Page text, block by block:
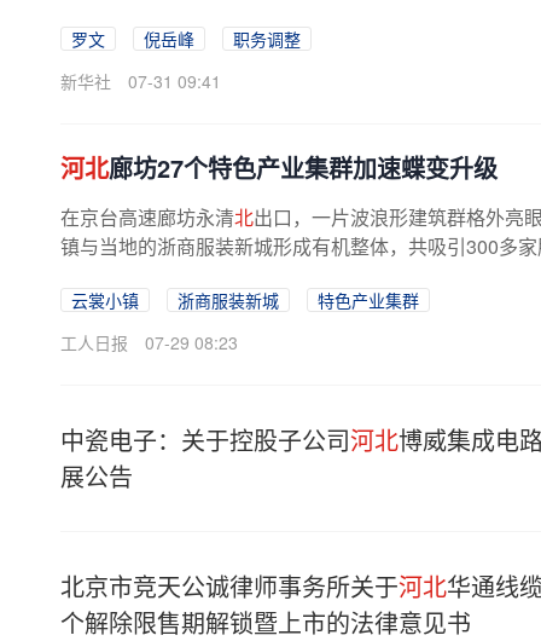
罗文 倪岳峰
职务调整
新华社
07-31 09:41
河北廊坊27个特色产业集群加速蝶变升级
在京台高速廊坊永清北出口，一片波浪形建筑群格外
镇与当地的浙商服装新城形成有机整体，共吸引300多
云裳小镇 浙商服装新城
特色产业集群
工人日报
07-29 08:23
中瓷电子：关于控股子公司河北博威集成电
展公告
北京市竞天公诚律师事务所关于河北华通线
个解除限售期解锁暨上市的法律意见书